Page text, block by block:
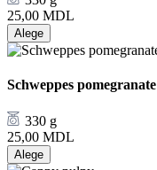
25,00 MDL
Alege
Schweppes pomegranate
330 g
25,00 MDL
Alege